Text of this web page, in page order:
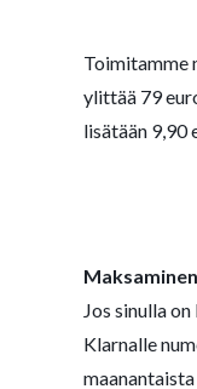
Toimitamme
ylittää 79
lisätään 9,90
Maksaminen
Jos sinulla
Klarnalle